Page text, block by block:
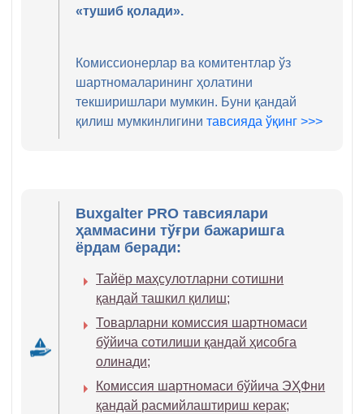
«тушиб қолади».
Комиссионерлар ва комитентлар ўз
шартномаларининг ҳолатини
текширишлари мумкин. Буни қандай
қилиш мумкинлигинитавсияда ўқинг >>>
Buxgalter PRO тавсиялари
ҳаммасини тўғри бажаришга
ёрдам беради:
Тайёр маҳсулотларни сотишни
қандай ташкил қилиш;
Товарларни комиссия шартномаси
бўйича сотилиши қандай ҳисобга
олинади;
Комиссия шартномаси бўйича ЭҲФни
қандай расмийлаштириш керак;